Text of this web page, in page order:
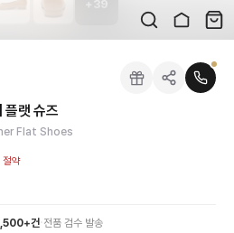
을 받을 수 있나요?
한 후 검수 사진을 제공합니다. 가죽 재질,
자, 사이즈 불일치, 고객 변심 모두 교환·반
용하실 수 있습니다. 적립금은 1,000원 이상
따라 차이가 있을 수 있습니다. mm 기준 사
레더 플랫 슈즈
드토 레더 플랫 슈즈를 만나보세요. 최고급
39
플랫 슈즈
Flat Shoes
절약
건· 전품 검수 발송